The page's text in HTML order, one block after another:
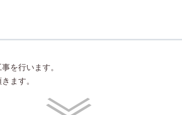
を行います。
ます。